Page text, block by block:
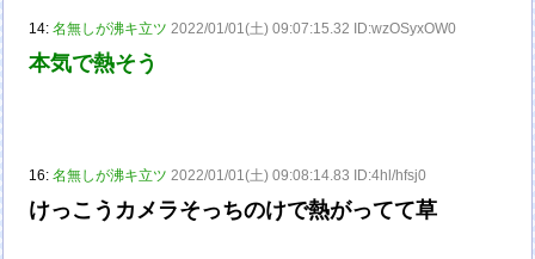
14:名無しが沸キ立ツ 2022/01/01(土) 09:07:15.32 ID:wzOSyxOW0
本気で熱そう
16:名無しが沸キ立ツ 2022/01/01(土) 09:08:14.83 ID:4hl/hfsj0
けっこうカメラそっちのけで熱がってて草